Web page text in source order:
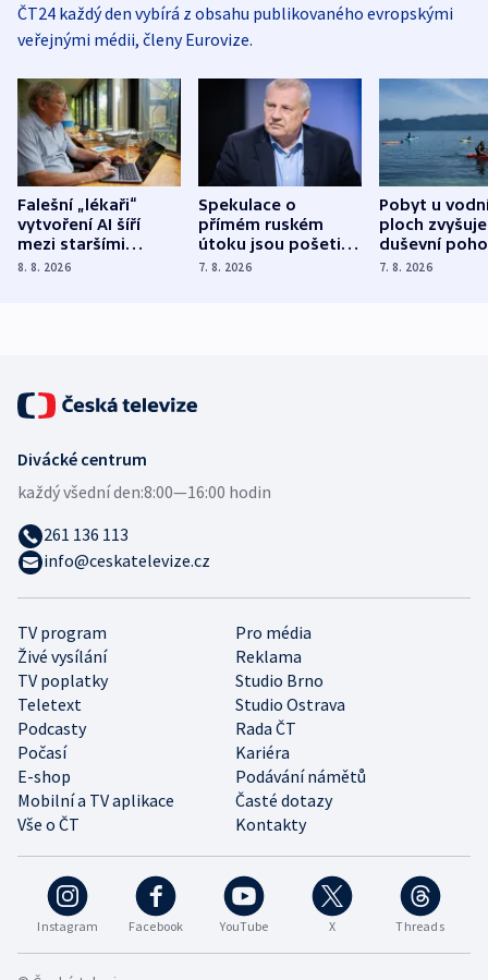
ČT24 každý den vybírá z obsahu publikovaného evropskými
veřejnými médii, členy Eurovize.
Falešní „lékaři“
vytvoření AI šíří
mezi staršími
Poláky nebezpečné
8. 8. 2026
Spekulace o
přímém ruském
útoku jsou pošetilé,
míní estonský
7. 8. 2026
Pobyt u
ploch zvyšuje
duševní
ukázala
7. 8. 2026
Instagram Facebook YouTube X Threads
TV program
Pro média
Živé vysílání
Reklama
TV poplatky
Studio Brno
Teletext
Studio Ostrava
Podcasty
Rada ČT
Počasí
Kariéra
E-shop
Podávání námětů
Mobilní a TV aplikace
Časté dotazy
Vše o ČT
Kontakty
Divácké centrum
každý všední den:8:00—16:00 hodin
261 136 113
info@ceskatelevize.cz